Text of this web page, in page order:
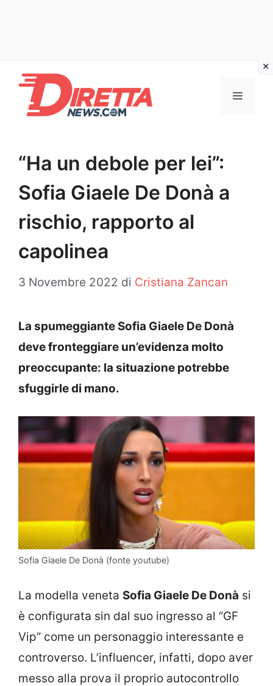
contenuto
Menu
“Ha un debole per lei”:
Sofia Giaele De Donà a
rischio, rapporto al
capolinea
3 Novembre 2022 di Cristiana Zancan
La spumeggiante Sofia Giaele De Donà
deve fronteggiare un’evidenza molto
preoccupante: la situazione potrebbe
sfuggirle di mano.
Sofia Giaele De Donà (fonte youtube)
La modella veneta Sofia Giaele De Donà si
è configurata sin dal suo ingresso al “GF
Vip” come un personaggio interessante e
controverso. L’influencer, infatti, dopo aver
messo alla prova il proprio autocontrollo